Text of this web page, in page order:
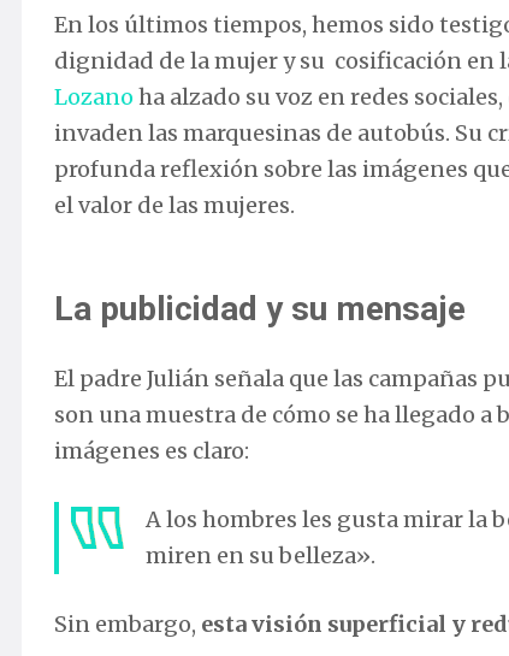
En los últimos tiempos, hemos sido
dignidad de la mujer y su cosificación en
Lozano ha alzado su voz en redes
invaden las marquesinas de autobús. Su
profunda reflexión sobre las imágenes
el valor de las mujeres.
La publicidad y su mensaje
El padre Julián señala que las campañas
son una muestra de cómo se ha llegado
imágenes es claro:
A los hombres les gusta mirar la
miren en su belleza».
Sin embargo, esta visión superficial y